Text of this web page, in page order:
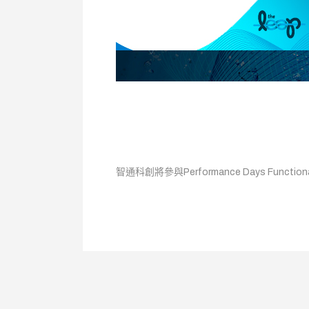
智通科創將參與Performance Days